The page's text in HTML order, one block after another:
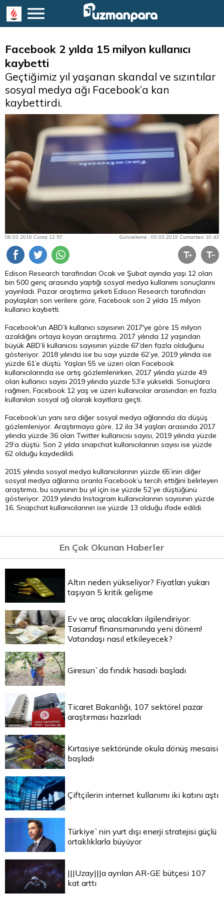
Facebook 2 yılda 15 milyon kullanıcı
kaybetti
Geçtiğimiz yıl yaşanan skandal ve sızıntılar
sosyal medya ağı Facebook’a kan
kaybettirdi.
08.03.2019 Cuma 12:57 Güncelleme : 09.03.2019 Cumartesi 10:43
Edison Research tarafından Ocak ve Şubat ayında yaşı 12 olan
bin 500 genç arasında yaptığı sosyal medya kullanımı sonuçlarını
yayınladı. Pazar araştırma şirketi Edison Research tarafından
paylaşılan son verilere göre, Facebook son 2 yılda 15 milyon
kullanıcı kaybetti.
Facebook'un ABD’li kullanıcı sayısının 2017'ye göre 15 milyon
azaldığını ortaya koyan araştırma, 2017 yılında 12 yaşından
büyük ABD’li kullanıcısı sayısının yüzde 67’den fazla olduğunu
gösteriyor. 2018 yılında ise bu sayı yüzde 62’ye, 2019 yılında ise
yüzde 61’e düştü. Yaşları 55 ve üzeri olan Facebook
kullanıcılarında ise artış gözlemlenirken, 2017 yılında yüzde 49
olan kullanıcı sayısı 2019 yılında yüzde 53’e yükseldi. Sonuçlara
rağmen, Facebook 12 yaş ve üzeri kullanıcılar arasından en fazla
kullanılan sosyal ağ olarak kayıtlara geçti.
Facebook’un yanı sıra diğer sosyal medya ağlarında da düşüş
gözlemleniyor. Araştırmaya göre, 12 ila 34 yaşları arasında 2017
yılında yüzde 36 olan Twitter kullanıcısı sayısı, 2019 yılında yüzde
29’a düştü. Son 2 yılda snapchat kullanıcılarının sayısı ise yüzde
62 olduğu kaydedildi.
2015 yılında sosyal medya kullanıcılarının yüzde 65’inin diğer
sosyal medya ağlarına oranla Facebook’u tercih ettiğini belirleyen
araştırma, bu sayısının bu yıl için ise yüzde 52’ye düştüğünü
gösteriyor. 2019 yılında Instagram kullanıcılarının sayısının yüzde
16, Snapchat kullanıcılarının ise yüzde 13 olduğu ifade edildi.
En Çok Okunan Haberler
Altın neden yükseliyor? Fiyatları yukarı
taşıyan 5 kritik gelişme
Ev ve araç alacakları ilgilendiriyor:
Tasarruf finansmanında yeni dönem!
Vatandaşı nasıl etkileyecek?
Giresun`da fındık hasadı başladı
Ticaret Bakanlığı, 107 sektörel pazar
araştırması hazırladı
Kırtasiye sektöründe okula dönüş mesaisi
başladı
Çiftçilerin internet kullanımı iki katını aştı
Türkiye`nin yurt dışı enerji stratejisi güçlü
ortaklıklarla büyüyor
|||Uzay|||a ayrılan AR-GE bütçesi 107
kat arttı